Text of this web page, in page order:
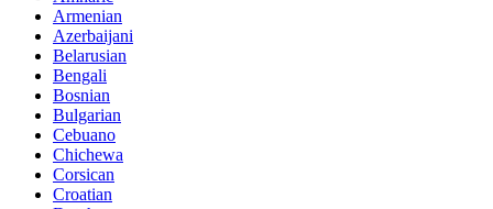
Armenian
Azerbaijani
Belarusian
Bengali
Bosnian
Bulgarian
Cebuano
Chichewa
Corsican
Croatian